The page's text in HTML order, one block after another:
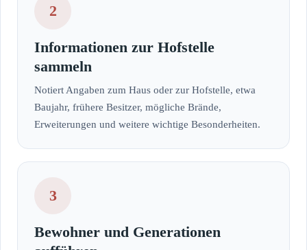
2
Informationen zur Hofstelle
sammeln
Notiert Angaben zum Haus oder zur Hofstelle, etwa
Baujahr, frühere Besitzer, mögliche Brände,
Erweiterungen und weitere wichtige Besonderheiten.
3
Bewohner und Generationen